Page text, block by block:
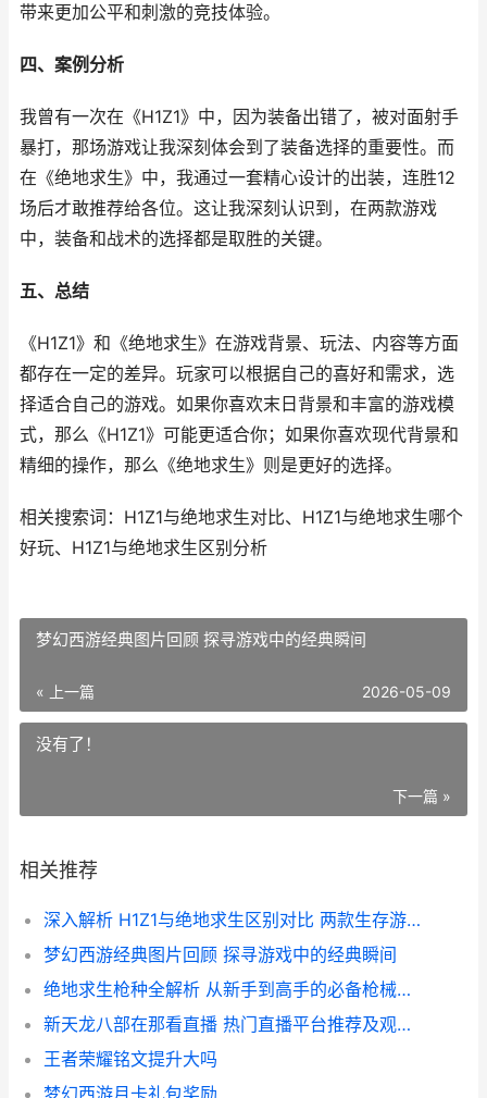
带来更加公平和刺激的竞技体验。
四、案例分析
我曾有一次在《H1Z1》中，因为装备出错了，被对面射手
暴打，那场游戏让我深刻体会到了装备选择的重要性。而
在《绝地求生》中，我通过一套精心设计的出装，连胜12
场后才敢推荐给各位。这让我深刻认识到，在两款游戏
中，装备和战术的选择都是取胜的关键。
五、总结
《H1Z1》和《绝地求生》在游戏背景、玩法、内容等方面
都存在一定的差异。玩家可以根据自己的喜好和需求，选
择适合自己的游戏。如果你喜欢末日背景和丰富的游戏模
式，那么《H1Z1》可能更适合你；如果你喜欢现代背景和
精细的操作，那么《绝地求生》则是更好的选择。
相关搜索词：H1Z1与绝地求生对比、H1Z1与绝地求生哪个
好玩、H1Z1与绝地求生区别分析
梦幻西游经典图片回顾 探寻游戏中的经典瞬间
« 上一篇 2026-05-09
没有了！
下一篇 »
相关推荐
深入解析 H1Z1与绝地求生区别对比 两款生存游戏大揭秘
梦幻西游经典图片回顾 探寻游戏中的经典瞬间
绝地求生枪种全解析 从新手到高手的必备枪械知识
新天龙八部在那看直播 热门直播平台推荐及观看攻略
王者荣耀铭文提升大吗
梦幻西游月卡礼包奖励